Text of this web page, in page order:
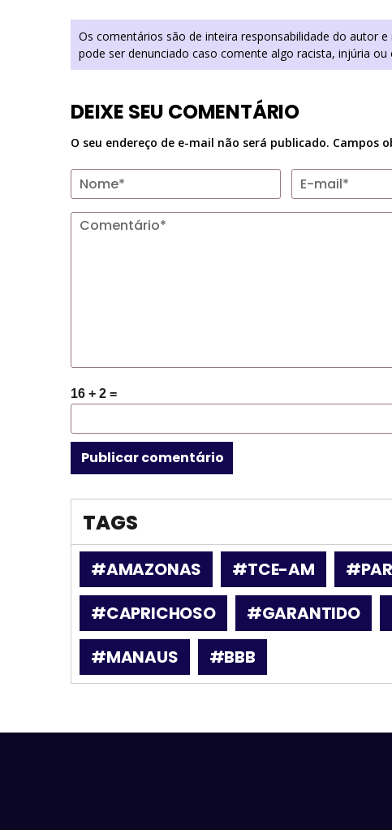
Os comentários são de inteira responsabilidade do autor
pode ser denunciado caso comente algo racista, injúria
DEIXE SEU COMENTÁRIO
O seu endereço de e-mail não será publicado. Campos
16 + 2 =
TAGS
#AMAZONAS #TCE-AM
#CAPRICHOSO
#GARANTIDO
#MANAUS
#BBB